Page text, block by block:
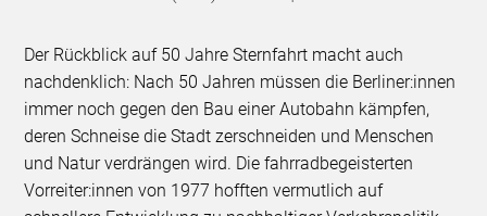
Der Rückblick auf 50 Jahre Sternfahrt macht auch
nachdenklich: Nach 50 Jahren müssen die Berliner:innen
immer noch gegen den Bau einer Autobahn kämpfen,
deren Schneise die Stadt zerschneiden und Menschen
und Natur verdrängen wird. Die fahrradbegeisterten
Vorreiter:innen von 1977 hofften vermutlich auf